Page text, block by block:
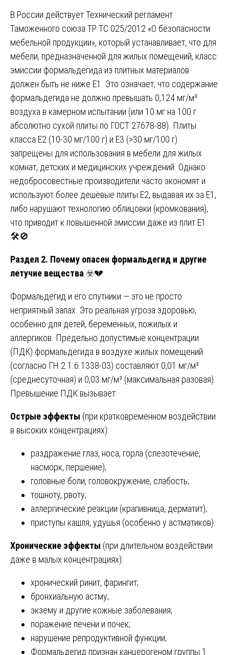
В России действует Технический регламент
Таможенного союза ТР ТС 025/2012 «О безопасности
мебельной продукции», который устанавливает, что для
мебели, предназначенной для жилых помещений, класс
эмиссии формальдегида из плитных материалов
должен быть не ниже Е1. Это означает, что содержание
формальдегида не должно превышать 0,124 мг/м³
воздуха в камерном испытании (или 10 мг на 100 г
абсолютно сухой плиты по ГОСТ 27678-88). Плиты
класса Е2 (10-30 мг/100 г) и Е3 (>30 мг/100 г)
запрещены для использования в мебели для жилых
комнат, детских и медицинских учреждений. Однако
недобросовестные производители часто экономят и
используют более дешёвые плиты Е2, выдавая их за Е1,
либо нарушают технологию облицовки (кромкования),
что приводит к повышенной эмиссии даже из плит Е1.
🛠️🚫
Раздел 2. Почему опасен формальдегид и другие
летучие вещества ☣️💔
Формальдегид и его спутники — это не просто
неприятный запах. Это реальная угроза здоровью,
особенно для детей, беременных, пожилых и
аллергиков. Предельно допустимые концентрации
(ПДК) формальдегида в воздухе жилых помещений
(согласно ГН 2.1.6.1338-03) составляют 0,01 мг/м³
(среднесуточная) и 0,03 мг/м³ (максимальная разовая).
Превышение ПДК вызывает:
Острые эффекты (при кратковременном воздействии
в высоких концентрациях):
раздражение глаз, носа, горла (слезотечение,
насморк, першение);
головные боли, головокружение, слабость;
тошноту, рвоту;
аллергические реакции (крапивница, дерматит);
приступы кашля, удушья (особенно у астматиков).
Хронические эффекты (при длительном воздействии
даже в малых концентрациях):
хронический ринит, фарингит;
бронхиальную астму;
экзему и другие кожные заболевания;
поражение печени и почек;
нарушение репродуктивной функции;
Формальдегид признан канцерогеном группы 1